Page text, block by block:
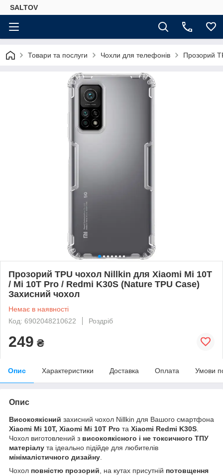
SALTOV
Товари та послуги Чохли для телефонів Прозорий
Прозорий TPU чохол Nillkin для Xiaomi Mi 10T
/ Mi 10T Pro / Redmi K30S (Nature TPU Case)
Захисний чохол
Немає в наявності
Код: 6902048210622
Роздріб
249 ₴
Опис Характеристики Доставка Оплата Умови
Опис
Високоякісний захисний чохол Nillkin для Вашого смартфона
Xiaomi Mi 10T, Xiaomi Mi 10T Pro та Xiaomi Redmi K30S
Чохол виготовлений з високоякісного і не токсичного ТПУ
матеріалу та ідеально підійде для любителів
мінімалістичного дизайну
Чохол повністю прозорий , на кутах присутній потовщення